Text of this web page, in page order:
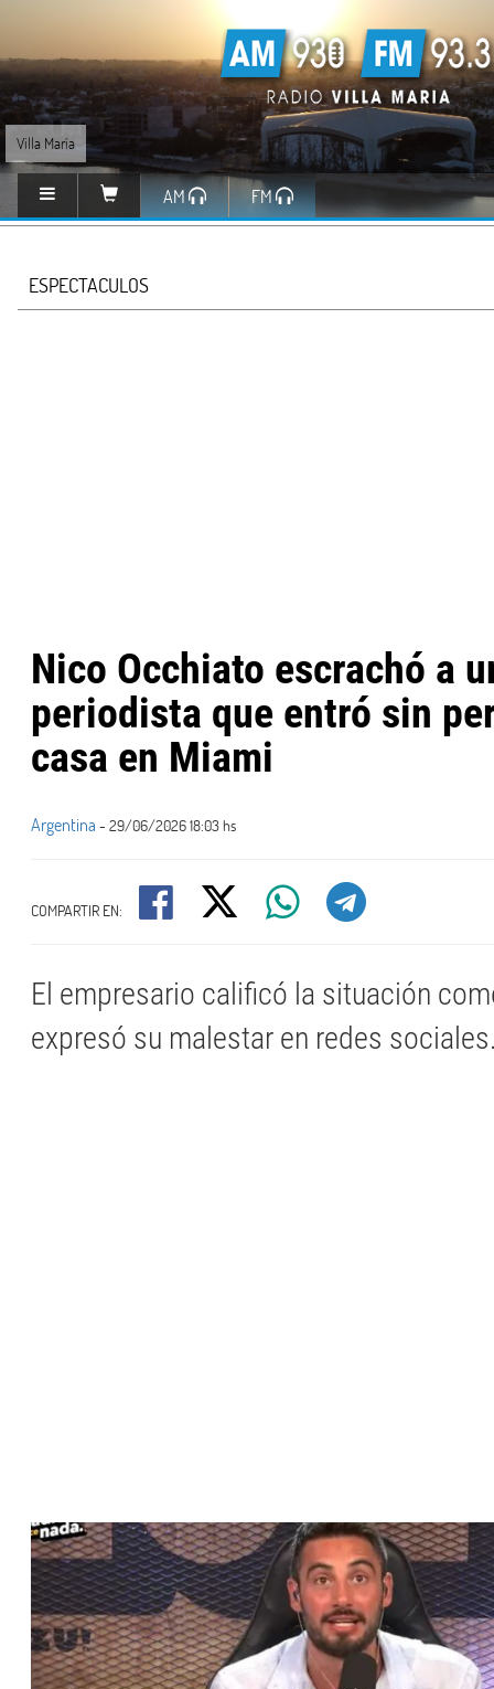
Villa María
AM FM
ESPECTACULOS
Nico Occhiato escrachó a
periodista que entró sin
casa en Miami
Argentina - 29/06/2026 18:03 hs
COMPARTIR EN:
El empresario calificó la situación
expresó su malestar en redes